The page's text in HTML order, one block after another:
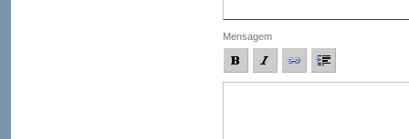
Mensagem